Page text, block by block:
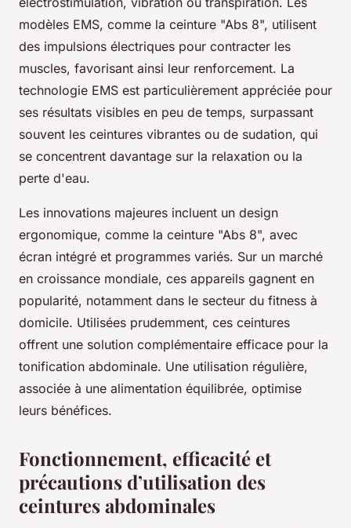
modèles EMS, comme la ceinture "Abs 8", utilisent
des impulsions électriques pour contracter les
muscles, favorisant ainsi leur renforcement. La
technologie EMS est particulièrement appréciée pour
ses résultats visibles en peu de temps, surpassant
souvent les ceintures vibrantes ou de sudation, qui
se concentrent davantage sur la relaxation ou la
perte d'eau.
Les innovations majeures incluent un design
ergonomique, comme la ceinture "Abs 8", avec
écran intégré et programmes variés. Sur un marché
en croissance mondiale, ces appareils gagnent en
popularité, notamment dans le secteur du fitness à
domicile. Utilisées prudemment, ces ceintures
offrent une solution complémentaire efficace pour la
tonification abdominale. Une utilisation régulière,
associée à une alimentation équilibrée, optimise
leurs bénéfices.
Fonctionnement, efficacité et
précautions d’utilisation des
ceintures abdominales